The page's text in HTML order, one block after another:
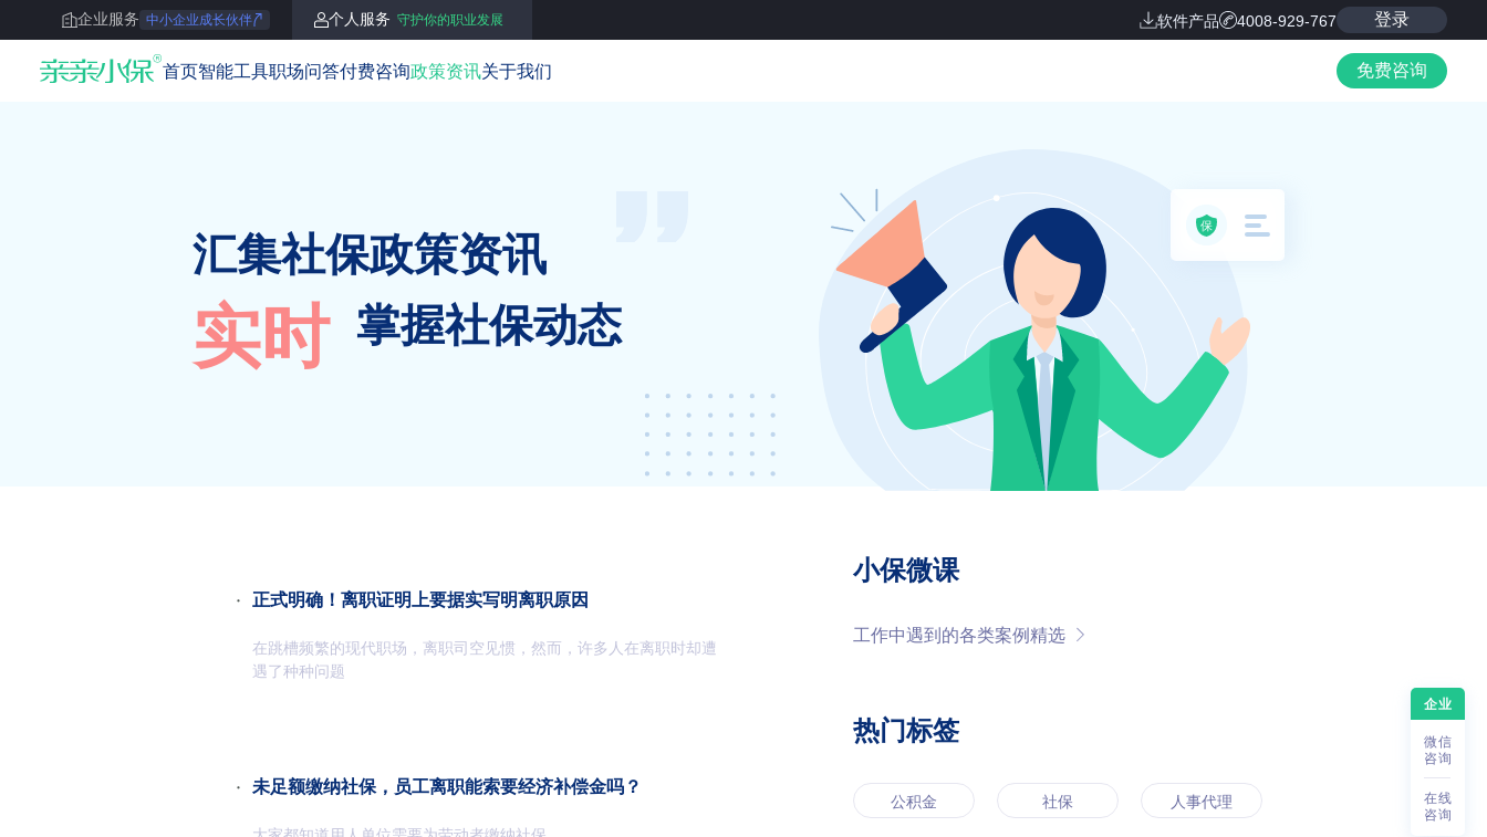
企业服务 中小企业成长伙伴 个人服务 守护你的职业发展 软件产品 4008-929-767 登录
亲亲小保 首页智能工具职场问答付费咨询政策资讯关于我们 免费咨询
汇集社保政策资讯
实时 掌握社保动态
保
· 正式明确！离职证明上要据实写明离职原因
在跳槽频繁的现代职场，离职司空见惯，然而，许多人在离职时却遭
遇了种种问题
· 未足额缴纳社保，员工离职能索要经济补偿金吗？
小保微课
工作中遇到的各类案例精选
热门标签
公积金 社保 人事代理
企业
微信
咨询
在线
咨询